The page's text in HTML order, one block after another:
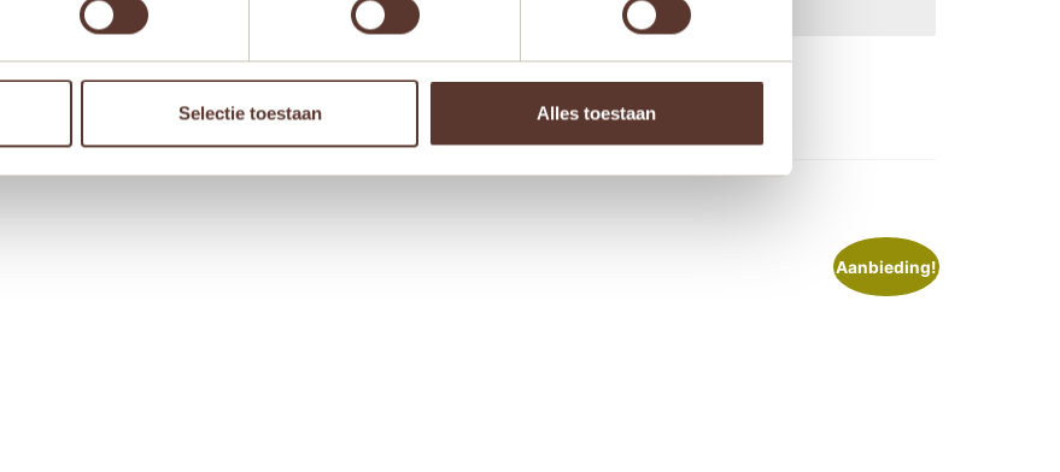
Selectie toestaan Alles toestaan
voor de volgende keer wanneer ik een reactie plaats.
Aanbieding!